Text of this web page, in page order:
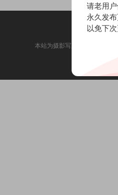
本站为摄影写真图片网站，内
请老用
永久发布
以免下